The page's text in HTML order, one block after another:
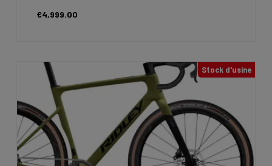
€4,999.00
Stock d'usine